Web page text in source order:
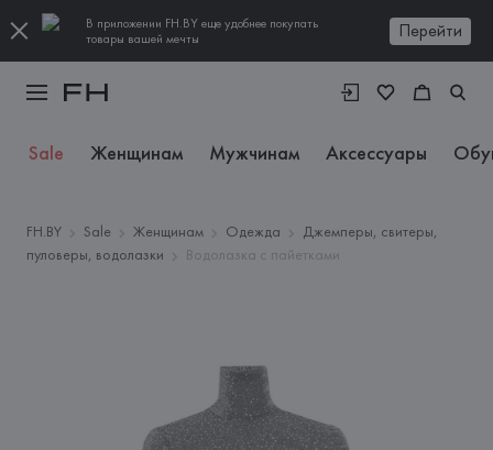
В приложении FH.BY еще удобнее покупать
товары вашей мечты
Перейти
Sale Женщинам Мужчинам Аксессуары
FH.BY Sale Женщинам Одежда
Джемперы, свитеры,
пуловеры, водолазки
Водолазка с пайетками